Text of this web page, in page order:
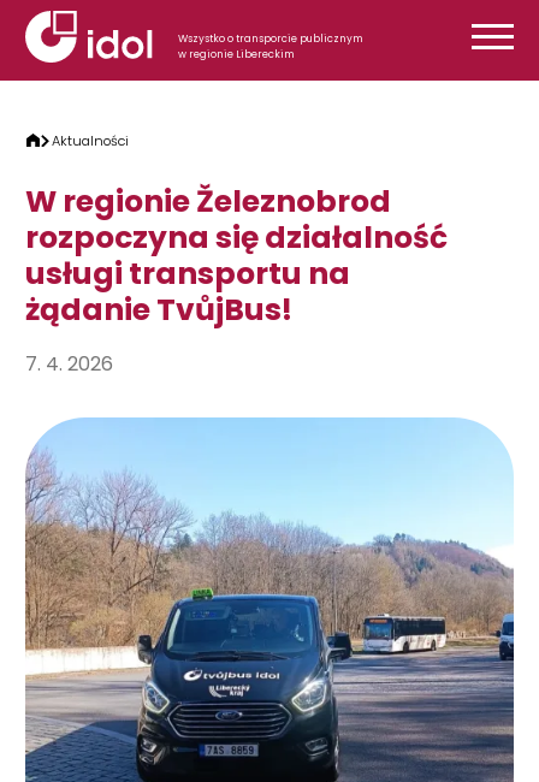
Przejdź do treści
Wszystko o transporcie publicznym
w regionie Libereckim
Aktualności
W regionie Železnobrod
rozpoczyna się działalność
usługi transportu na
żądanie TvůjBus!
7. 4. 2026